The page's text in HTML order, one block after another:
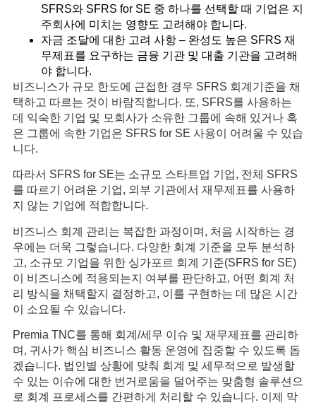
SFRS와 SFRS for SE 중 하나를 선택할 때 기업은 지
주회사에 미치는 영향도 고려해야 합니다.
자금 조달에 대한 고려 사항 – 완성도 높은 SFRS 재
무제표를 요구하는 금융 기관 및 대출 기관을 고려해
야 합니다.
비즈니스가 규모 한도에 근접한 경우 SFRS 회계기준을 채
택하고 따르는 것이 바람직합니다. 또, SFRS를 사용하는
데 익숙한 기업 및 모회사가 소유한 그룹에 속해 있거나 혹
은 그룹에 속한 기업은 SFRS for SE 사용이 어려울 수 있습
니다.
따라서 SFRS for SE는 소규모 스타트업 기업, 전체 SFRS
를 따르기 어려운 기업, 외부 기관에서 재무제표를 사용하
지 않는 기업에 적합합니다.
비즈니스 회계 관리는 복잡한 과정이며, 처음 시작하는 경
우에는 더욱 그렇습니다. 다양한 회계 기준을 모두 분석하
고, 소규모 기업을 위한 싱가포르 회계 기준(SFRS for SE)
이 비즈니스에 적용되는지 여부를 판단하고, 어떤 회계 처
리 방식을 채택할지 결정하고, 이를 구현하는 데 많은 시간
이 소요될 수 있습니다.
Premia TNC를 통해 회계/세무 이슈 및 재무제표를 관리하
며, 귀사가 핵심 비즈니스 활동 운영에 집중할 수 있도록 돕
겠습니다. 법인별 상황에 맞춰 회계 및 세무적으로 발생할
수 있는 이슈에 대한 번거로움을 덜어주는 맞춤형 솔루션으
로 회계 프로세스를 간편하게 처리할 수 있습니다. 이제 막